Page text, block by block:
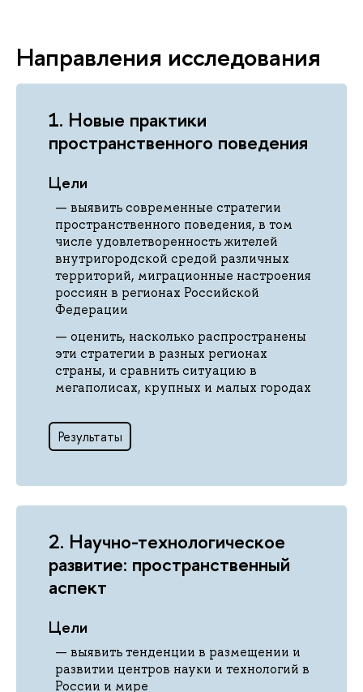
Направления исследования
1. Новые практики
пространственного поведения
Цели
выявить современные стратегии
пространственного поведения, в том
числе удовлетворенность жителей
внутригородской средой различных
территорий, миграционные настроения
россиян в регионах Российской
Федерации
оценить, насколько распространены
эти стратегии в разных регионах
страны, и сравнить ситуацию в
мегаполисах, крупных и малых городах
Результаты
2. Научно-технологическое
развитие: пространственный
аспект
Цели
выявить тенденции в размещении и
развитии центров науки и технологий в
России и мире